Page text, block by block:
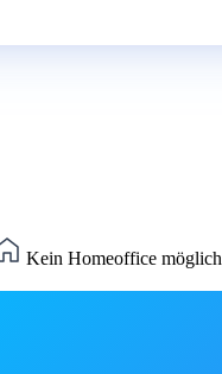
Kein Homeoffice möglich